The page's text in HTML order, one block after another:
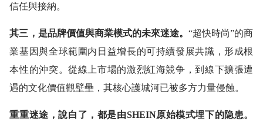
信任與接納。
其三，是品牌價值與商業模式的未來迷途。“超快時尚”的商
業基因與全球範圍内日益增長的可持續發展共識，形成根
本性的沖突。從線上市場的激烈紅海競争，到線下擴張遭
遇的文化價值觀壁壘，其核心護城河已被多方力量侵蝕。
重重迷途，說白了，都是由SHEIN原始模式埋下的隐患。